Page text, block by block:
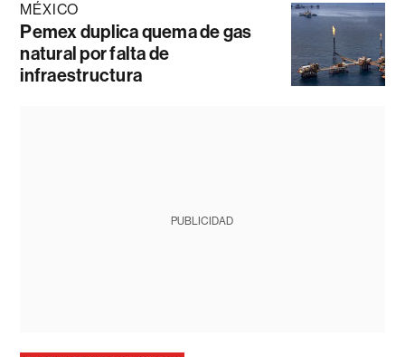
MÉXICO
Pemex duplica quema de gas
natural por falta de
infraestructura
PUBLICIDAD